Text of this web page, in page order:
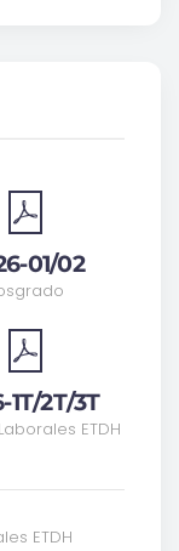
01/02
1T/2T/3T
ETDH
ETDH